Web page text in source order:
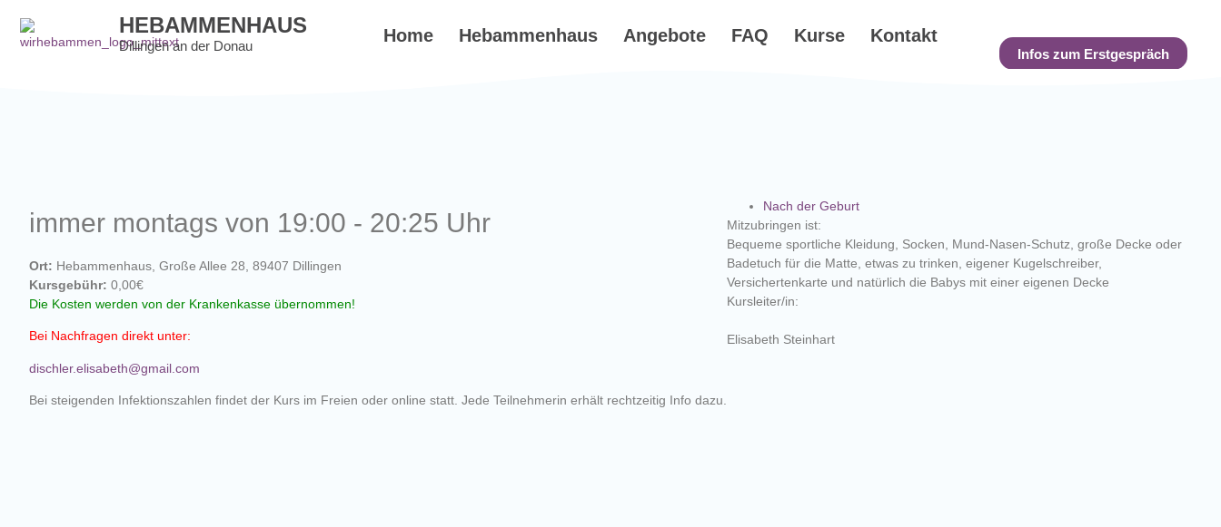
HEBAMMENHAUS
Dillingen an der Donau
Home Hebammenhaus Angebote FAQ Kurse Kontakt
Infos zum Erstgespräch
immer montags von 19:00 - 20:25 Uhr
Ort: Hebammenhaus, Große Allee 28, 89407 Dillingen
Kursgebühr: 0,00€
Die Kosten werden von der Krankenkasse übernommen!
Bei Nachfragen direkt unter:
dischler.elisabeth@gmail.com
Bei steigenden Infektionszahlen findet der Kurs im Freien oder online statt. Jede Teilnehmerin erhält rechtzeitig Info dazu.
Nach der Geburt
Mitzubringen ist:
Bequeme sportliche Kleidung, Socken, Mund-Nasen-Schutz, große Decke oder
Badetuch für die Matte, etwas zu trinken, eigener Kugelschreiber,
Versichertenkarte und natürlich die Babys mit einer eigenen Decke
Kursleiter/in:
Elisabeth Steinhart